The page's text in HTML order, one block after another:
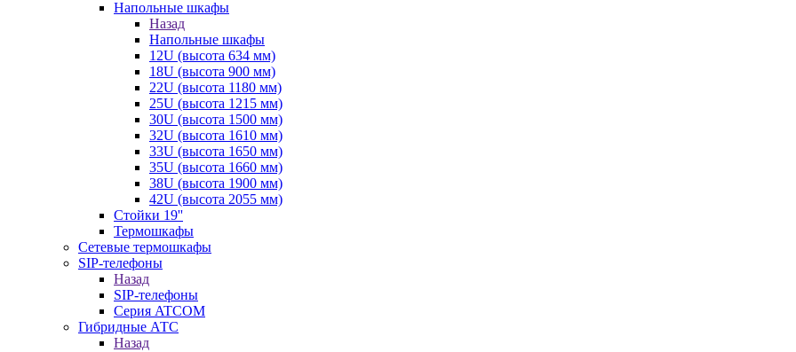
Напольные шкафы
Назад
Напольные шкафы
12U (высота 634 мм)
18U (высота 900 мм)
22U (высота 1180 мм)
25U (высота 1215 мм)
30U (высота 1500 мм)
32U (высота 1610 мм)
33U (высота 1650 мм)
35U (высота 1660 мм)
38U (высота 1900 мм)
42U (высота 2055 мм)
Стойки 19''
Термошкафы
Сетевые термошкафы
SIP-телефоны
Назад
SIP-телефоны
Серия ATCOM
Гибридные АТС
Назад